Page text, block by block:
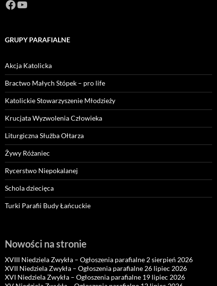
Facebook
https://www.youtube.com/channel/
GRUPY PARAFIALNE
Akcja Katolicka
Bractwo Małych Stópek – pro life
Katolickie Stowarzyszenie Młodzieży
Krucjata Wyzwolenia Człowieka
Liturgiczna Służba Ołtarza
Żywy Różaniec
Rycerstwo Niepokalanej
Schola dziecięca
Turki Parafii Budy Łańcuckie
Nowości na stronie
XVIII Niedziela Zwykła – Ogłoszenia parafialne 2 sierpień 2026
XVII Niedziela Zwykła – Ogłoszenia parafialne 26 lipiec 2026
XVI Niedziela Zwykła – Ogłoszenia parafialne 19 lipiec 2026